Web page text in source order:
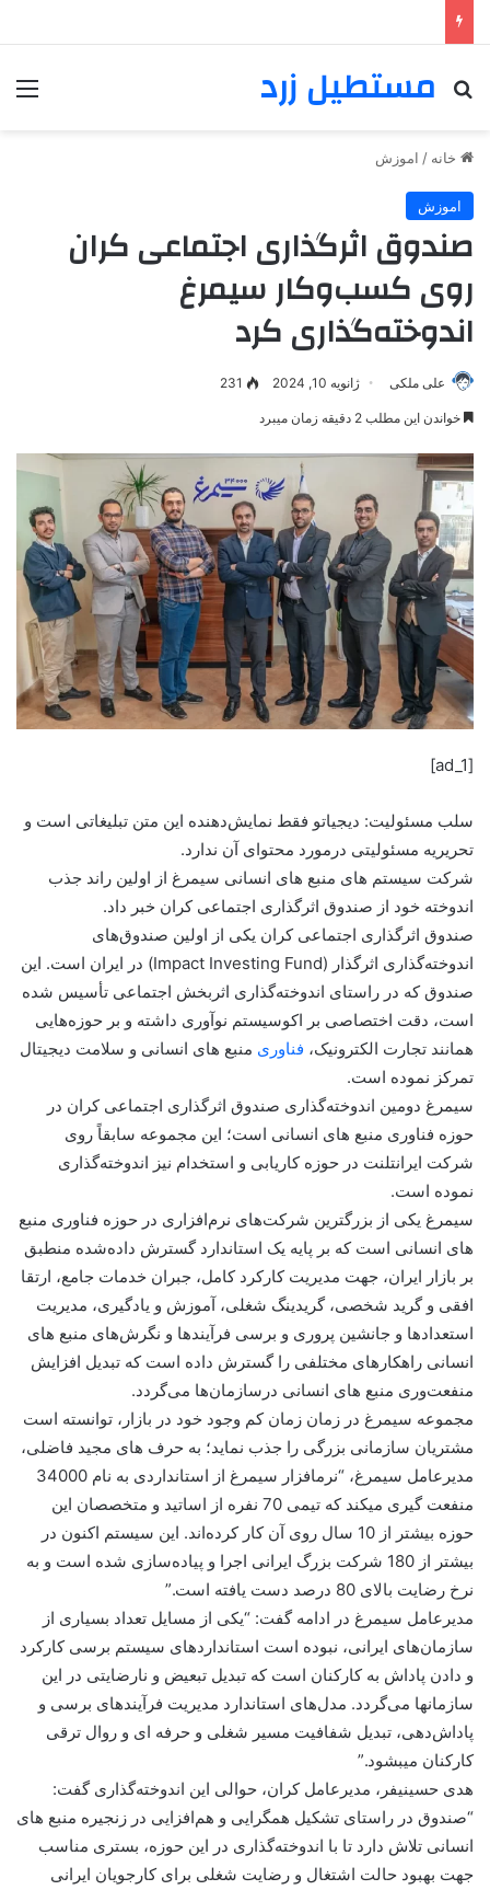
مستطیل زرد
خانه / اموزش
اموزش
صندوق اثرگذاری اجتماعی کران
روی کسب‎‌وکار سیمرغ
اندوخته‌‎گذاری کرد
علی ملکی ژانویه 10, 2024 231
خواندن این مطلب 2 دقیقه زمان میبرد
[ad_1]
سلب مسئولیت: دیجیاتو فقط نمایش‌دهنده این متن تبلیغاتی است و
تحریریه مسئولیتی درمورد محتوای آن ندارد.
شرکت سیستم های منبع های انسانی سیمرغ از اولین راند جذب
اندوخته خود از صندوق اثرگذاری اجتماعی کران خبر داد.
صندوق اثرگذاری اجتماعی کران یکی از اولین صندوق‎‌های
اندوخته‎‌گذاری اثرگذار (Impact Investing Fund) در ایران است. این
صندوق که در راستای اندوخته‏‌گذاری اثربخش اجتماعی تأسیس شده
است، دقت اختصاصی بر اکوسیستم نوآوری داشته و بر حوزه‎‌هایی
همانند تجارت الکترونیک، فناوری منبع های انسانی و سلامت دیجیتال
تمرکز نموده است.
سیمرغ دومین اندوخته‌‎گذاری صندوق اثرگذاری اجتماعی کران در
حوزه فناوری منبع های انسانی است؛ این مجموعه سابقاً روی
شرکت ایران‎تلنت در حوزه کاریابی و استخدام نیز اندوخته‎‌گذاری
نموده است.
سیمرغ یکی از بزرگترین شرکت‌های نرم‎‌ا‌فزاری در حوزه فناوری منبع
های انسانی است که بر پایه یک استاندارد گسترش داده‎‌شده منطبق
بر بازار ایران، جهت مدیریت کارکرد کامل، جبران خدمات جامع، ارتقا
افقی و گرید شخصی، گریدینگ شغلی، آموزش و یادگیری، مدیریت
استعدادها و جانشین پروری و برسی فرآیندها و نگرش‌‎های منبع های
انسانی راهکارهای مختلفی را گسترش داده است که تبدیل افزایش
منفعت‌‎وری منبع های انسانی درسازمان‎‌ها می‏‌گردد.
مجموعه سیمرغ در زمان زمان کم وجود خود در بازار، توانسته است
مشتریان سازمانی بزرگی را جذب نماید؛ به حرف های مجید فاضلی،
مدیرعامل سیمرغ، “نرم‎افزار سیمرغ از استانداردی به نام 34000
منفعت گیری می‎کند که تیمی 70 نفره از اساتید و متخصصان این
حوزه بیشتر از 10 سال روی آن کار کرده‎‌اند. این سیستم اکنون در
بیشتر از 180 شرکت بزرگ ایرانی اجرا و پیاده‌‎سازی شده است و به
نرخ رضایت بالای 80 درصد دست یافته است.”
مدیرعامل سیمرغ در ادامه گفت: “یکی از مسایل تعداد بسیاری از
سازمان‌‎های ایرانی، نبوده است استانداردهای سیستم برسی کارکرد
و دادن پاداش‎ به کارکنان است که تبدیل تبعیض و نارضایتی در این
سازمان‎ها می‎‌گردد. مدل‎‌های استاندارد مدیریت فرآیندهای برسی و
پاداش‎‌دهی، تبدیل شفافیت مسیر شغلی و حرفه ای و روال ترقی
کارکنان می‎بشود.”
هدی حسینی‎فر، مدیرعامل کران، حوالی این اندوخته‎‌گذاری گفت:
“صندوق در راستای تشکیل همگرایی و هم‎‌افزایی در زنجیره منبع های
انسانی تلاش دارد تا با اندوخته‎‌گذاری در این حوزه، بستری مناسب
جهت بهبود حالت اشتغال و رضایت شغلی برای کارجویان ایرانی